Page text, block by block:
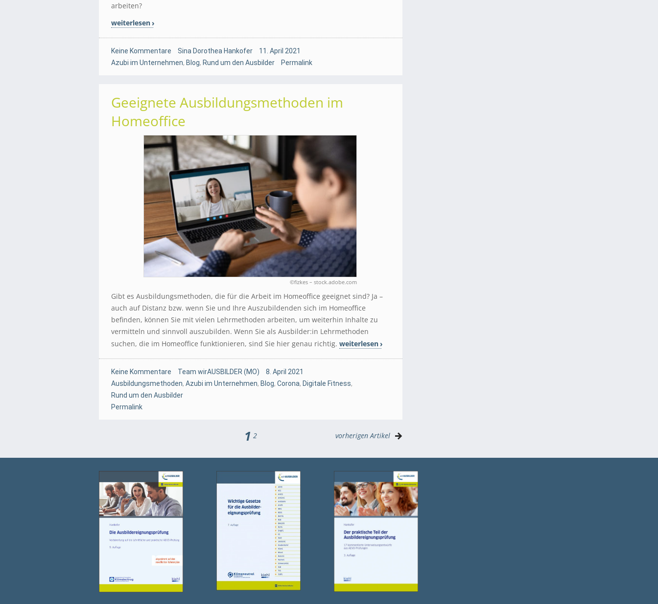
arbeiten?
weiterlesen
Keine Kommentare Sina Dorothea Hankofer
11. April 2021
Azubi im Unternehmen, Blog, Rund um den Ausbilder Permalink
Geeignete Ausbildungsmethoden im
Homeoffice
©fizkes – stock.adobe.com
Gibt es Ausbildungsmethoden, die für die Arbeit im Homeoffice geeignet sind? Ja –
auch auf Distanz bzw. wenn Sie und Ihre Auszubildenden sich im Homeoffice
befinden, können Sie mit vielen Lehrmethoden arbeiten, um weiterhin Inhalte zu
vermitteln und sinnvoll auszubilden. Wenn Sie als Ausbilder:in Lehrmethoden
suchen, die im Homeoffice funktionieren, sind Sie hier genau richtig. weiterlesen
Keine Kommentare Team wirAUSBILDER (MO)
8. April 2021
Ausbildungsmethoden, Azubi im Unternehmen, Blog, Corona, Digitale Fitness,
Rund um den Ausbilder
Permalink
1 2 vorherigen Artikel